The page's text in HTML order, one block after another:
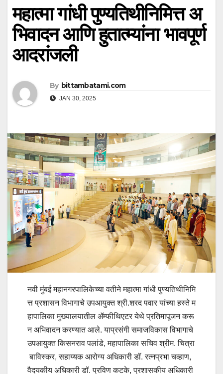
महात्मा गांधी पुण्यतिथीनिमित्त अ
भिवादन आणि हुतात्म्यांना भावपूर्ण
आदरांजली
By bittambatami.com
JAN 30, 2025
नवी मुंबई महानगरपालिकेच्या वतीने महात्मा गांधी पुण्यतिथीनिमि
त्त प्रशासन विभागाचे उपआयुक्त श्री.शरद पवार यांच्या हस्ते म
हापालिका मुख्यालयातील ॲम्फीथिएटर येथे प्रतिमापूजन करू
न अभिवादन करण्यात आले. याप्रसंगी समाजविकास विभागाचे
उपआयुक्त किसनराव पलांडे, महापालिका सचिव श्रीम. चित्रा
बाविस्कर, सहाय्यक आरोग्य अधिकारी डॉ. रत्नप्रभा चव्हाण,
वैदयकीय अधिकारी डॉ. प्रविण कटके, प्रशासकीय अधिकारी